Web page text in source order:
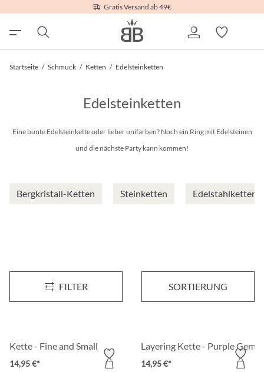
Gratis Versand ab 49€
Startseite / Schmuck / Ketten / Edelsteinketten
Edelsteinketten
Eine bunte Edelsteinkette oder lieber unifarben? Noch ein Ring mit Edelsteinen
und die nächste Party kann kommen!
Bergkristall-Ketten Steinketten Edelstahlketten
FILTER SORTIERUNG
Layering Kette - Orange Agate Layering Kette - Moonstone
14,95 €*
Kette - Fine and Small
14,95 €*
Layering Kette - Purple
14,95 €*